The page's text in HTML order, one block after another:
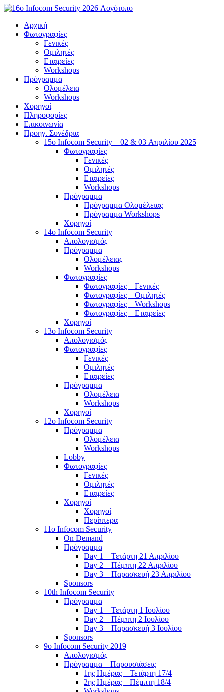
Μετάβαση
περιεχόμενο
Αρχική
Φωτογραφίες
Γενικές
Ομιλητές
Εταιρείες
Workshops
Πρόγραμμα
Ολομέλεια
Workshops
Χορηγοί
Πληροφορίες
Επικοινωνία
Προηγ. Συνέδρια
15o Infocom Security – 02 & 03 Απριλίου 2025
Φωτογραφίες
Γενικές
Ομιλητές
Εταιρείες
Workshops
Πρόγραμμα
Πρόγραμμα Ολομέλειας
Πρόγραμμα Workshops
Χορηγοί
14o Infocom Security
Απολογισμός
Πρόγραμμα
Ολομέλειας
Workshops
Φωτογραφίες
Φωτογραφίες – Γενικές
Φωτογραφίες – Ομιλητές
Φωτογραφίες – Workshops
Φωτογραφίες – Εταιρείες
Χορηγοί
13o Infocom Security
Απολογισμός
Φωτογραφίες
Γενικές
Ομιλητές
Εταιρείες
Πρόγραμμα
Ολομέλεια
Workshops
Χορηγοί
12o Infocom Security
Πρόγραμμα
Ολομέλεια
Workshops
Lobby
Φωτογραφίες
Γενικές
Ομιλητές
Εταιρείες
Χορηγοί
Χορηγοί
Περίπτερα
11o Infocom Security
On Demand
Πρόγραμμα
Day 1 – Τετάρτη 21 Απριλίου
Day 2 – Πέμπτη 22 Απριλίου
Day 3 – Παρασκευή 23 Απριλίου
Sponsors
10th Infocom Security
Πρόγραμμα
Day 1 – Τετάρτη 1 Ιουλίου
Day 2 – Πέμπτη 2 Ιουλίου
Day 3 – Παρασκευή 3 Ιουλίου
Sponsors
9ο Infocom Security 2019
Απολογισμός
Πρόγραμμα – Παρουσιάσεις
1ης Ημέρας – Τετάρτη 17/4
2ης Ημέρας – Πέμπτη 18/4